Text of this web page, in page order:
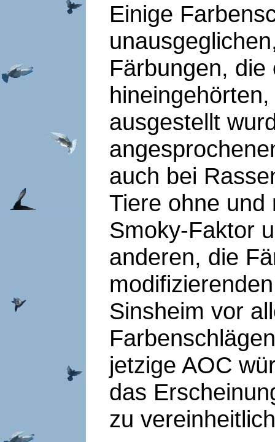
Einige
Färbungen,
ausgestellt
auch bei
Tiere ohne und
Smoky-Faktor
anderen, die
Sinsheim vor
jetzige AOC
das
zu